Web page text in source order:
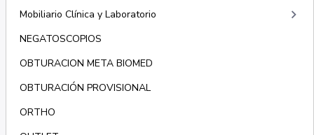
Mobiliario Clínica y Laboratorio keyboard_arrow_right
NEGATOSCOPIOS
OBTURACION META BIOMED
OBTURACIÓN PROVISIONAL
ORTHO